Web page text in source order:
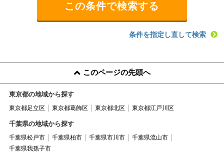
条件を指定し直して検索
このページの先頭へ
東京都の地域から探す
東京都足立区 東京都葛飾区 東京都北区 東京都江戸川区
千葉県の地域から探す
千葉県松戸市 千葉県柏市 千葉県市川市
千葉県流山市
千葉県我孫子市